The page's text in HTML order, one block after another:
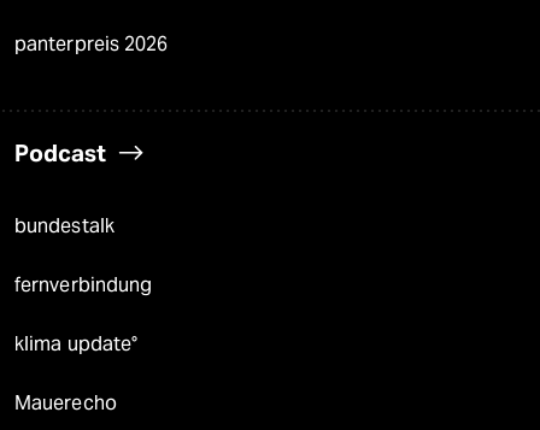
panterpreis 2026
Podcast
bundestalk
fernverbindung
klima update°
Mauerecho